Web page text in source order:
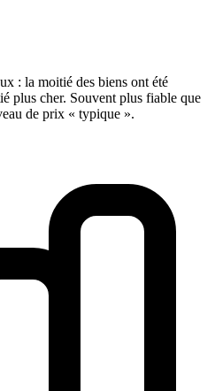
: la moitié des biens ont été
plus cher. Souvent plus fiable que
de prix « typique ».